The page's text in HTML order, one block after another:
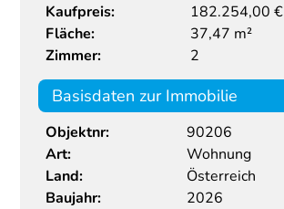
Kaufpreis:
182.254,00 €
Fläche:
37,47 m²
Zimmer:
2
Basisdaten zur Immobilie
Objektnr:
90206
Art:
Wohnung
Land:
Österreich
Baujahr:
2026